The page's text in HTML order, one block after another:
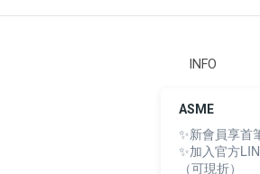
INFO
安心檢測
條款與細則
隱私權政策
個人資料保護法
165 防詐騙聲明
ASME
✨新會員享首
✨加入官方
（可現折）